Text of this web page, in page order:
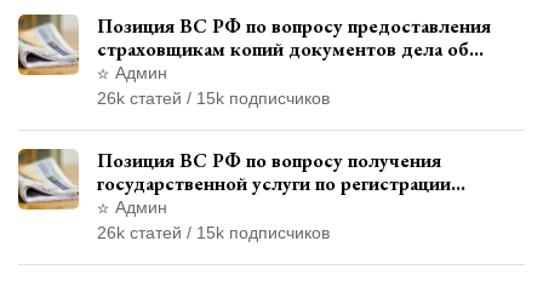
Позиция ВС РФ по вопросу предоставления
страховщикам копий документов дела об
административном правонарушении для
автотехнической экспертизы
Админ
26k статей / 15k подписчиков
Позиция ВС РФ по вопросу получения
государственной услуги по регистрации
транспортного средства через представителя
Админ
26k статей / 15k подписчиков